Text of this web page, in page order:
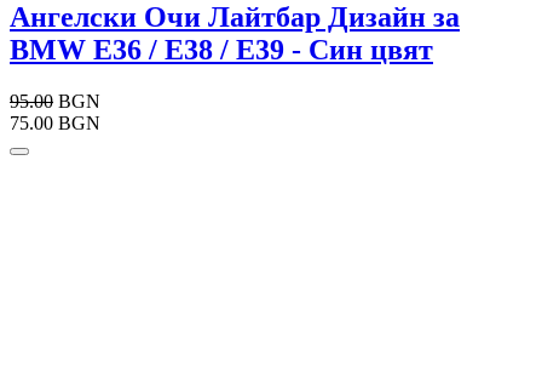
Ангелски Очи Лайтбар Дизайн за
BMW E36 / E38 / E39 - Син цвят
95.00 BGN
75.00 BGN